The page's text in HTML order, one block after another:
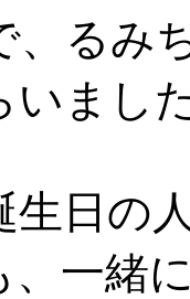
、るみ
いまし
生日の
、一緒